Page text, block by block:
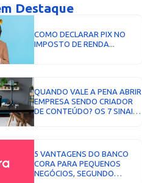
Destaque
COMO DECLARAR PIX NO
IMPOSTO DE RENDA...
QUANDO VALE A PENA ABRIR
EMPRESA SENDO CRIADOR
DE CONTEÚDO? OS 7 SINAIS
5 VANTAGENS DO BANCO
CORA PARA PEQUENOS
NEGÓCIOS, SEGUNDO